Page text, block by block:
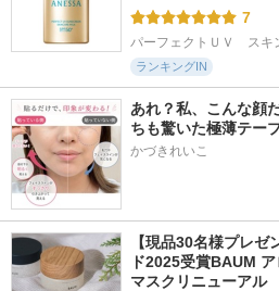
7
パーフェクトＵＶ　スキ
ランキングIN
あれ？私、こんな顔
ちも驚いた極薄テー
かづきれいこ
【現品30名様プレ
ド2025受賞BAUM
マスクリニューアル